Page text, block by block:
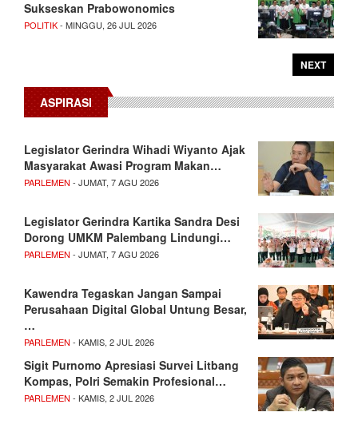
Sukseskan Prabowonomics
POLITIK- MINGGU, 26 JUL 2026
NEXT
ASPIRASI
Legislator Gerindra Wihadi Wiyanto Ajak
Masyarakat Awasi Program Makan…
PARLEMEN - JUMAT, 7 AGU 2026
Legislator Gerindra Kartika Sandra Desi
Dorong UMKM Palembang Lindungi…
PARLEMEN - JUMAT, 7 AGU 2026
Kawendra Tegaskan Jangan Sampai
Perusahaan Digital Global Untung Besar,
…
PARLEMEN - KAMIS, 2 JUL 2026
Sigit Purnomo Apresiasi Survei Litbang
Kompas, Polri Semakin Profesional…
PARLEMEN - KAMIS, 2 JUL 2026